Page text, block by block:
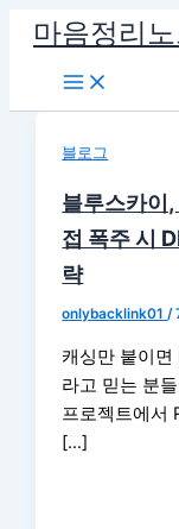
로
마음정리
블로그
블루스카이
접 폭주 시
략
onlybacklink01/
캐싱만 붙이면
라고 믿는 분
프로젝트에서
[…]